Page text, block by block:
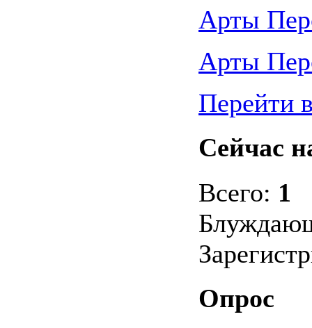
Арты
Арты
Перейти
Сейчас
Всего: 1
Опрос